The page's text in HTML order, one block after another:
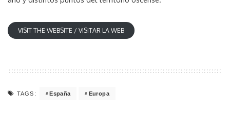
VISIT THE WEBSITE / VISITAR LA WEB
TAGS: España Europa